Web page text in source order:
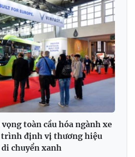
toàn cầu hóa ngành xe
trình định vị thương hiệu
chuyển xanh